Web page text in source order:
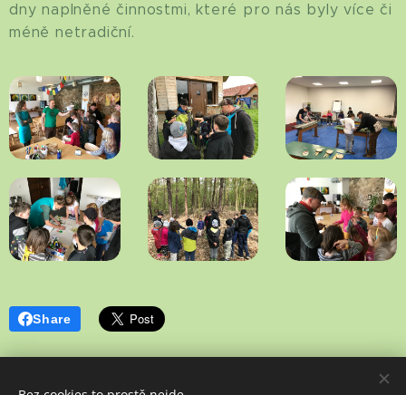
dny naplněné činnostmi, které pro nás byly více či
méně netradiční.
Share